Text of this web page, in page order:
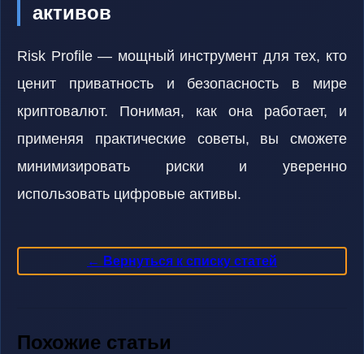
активов
Risk Profile — мощный инструмент для тех, кто
ценит приватность и безопасность в мире
криптовалют. Понимая, как она работает, и
применяя практические советы, вы сможете
минимизировать риски и уверенно
использовать цифровые активы.
← Вернуться к списку статей
Похожие статьи